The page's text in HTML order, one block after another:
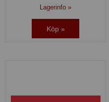
Lagerinfo »
Köp »